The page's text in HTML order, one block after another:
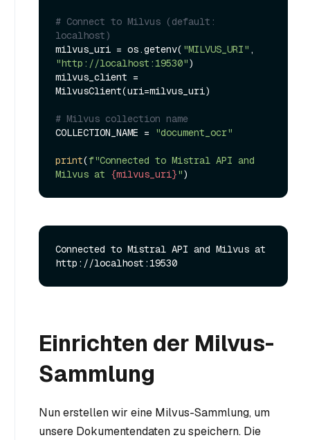
# Connect to Milvus (default:
localhost)
milvus_uri = os.getenv( "MILVUS_URI"
"http://localhost:19530")
milvus_client =
MilvusClient(uri=milvus_uri)
# Milvus collection name
COLLECTION_NAME =
"document_ocr"
print(f"Connected to Mistral API and
Milvus at {milvus_uri}"
Connected to Mistral API and Milvus at
Einrichten der Milvus-
Sammlung
Nun erstellen wir eine Milvus-Sammlung, um
unsere Dokumentendaten zu speichern. Die